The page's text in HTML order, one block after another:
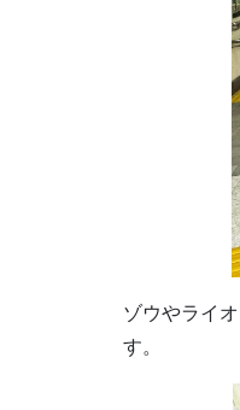
ゾウやライ
す。